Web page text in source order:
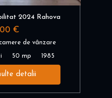
2024 Rahova
€
de vânzare
50 mp 1985
detalii